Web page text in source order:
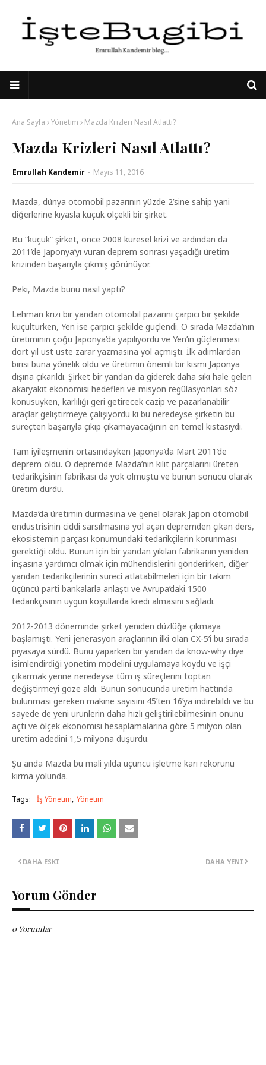
Ana Sayfa Yönetim Mazda Krizleri Nasıl Atlattı?
Mazda Krizleri Nasıl Atlattı?
Emrullah Kandemir - Mayıs 11, 2016
Mazda, dünya otomobil pazarının yüzde 2’sine sahip yani
diğerlerine kıyasla küçük ölçekli bir şirket.
Bu “küçük” şirket, önce 2008 küresel krizi ve ardından da
2011’de Japonya’yı vuran deprem sonrası yaşadığı üretim
krizinden başarıyla çıkmış görünüyor.
Peki, Mazda bunu nasıl yaptı?
Lehman krizi bir yandan otomobil pazarını çarpıcı bir şekilde
küçültürken, Yen ise çarpıcı şekilde güçlendi. O sırada Mazda’nın
üretiminin çoğu Japonya’da yapılıyordu ve Yen’in güçlenmesi
dört yıl üst üste zarar yazmasına yol açmıştı. İlk adımlardan
birisi buna yönelik oldu ve üretimin önemli bir kısmı Japonya
dışına çıkarıldı. Şirket bir yandan da giderek daha sıkı hale gelen
akaryakıt ekonomisi hedefleri ve misyon regülasyonları söz
konusuyken, karlılığı geri getirecek cazip ve pazarlanabilir
araçlar geliştirmeye çalışıyordu ki bu neredeyse şirketin bu
süreçten başarıyla çıkıp çıkamayacağının en temel kıstasıydı.
Tam iyileşmenin ortasındayken Japonya’da Mart 2011’de
deprem oldu. O depremde Mazda’nın kilit parçalarını üreten
tedarikçisinin fabrikası da yok olmuştu ve bunun sonucu olarak
üretim durdu.
Mazda’da üretimin durmasına ve genel olarak Japon otomobil
endüstrisinin ciddi sarsılmasına yol açan depremden çıkan ders,
ekosistemin parçası konumundaki tedarikçilerin korunması
gerektiği oldu. Bunun için bir yandan yıkılan fabrikanın yeniden
inşasına yardımcı olmak için mühendislerini gönderirken, diğer
yandan tedarikçilerinin süreci atlatabilmeleri için bir takım
üçüncü parti bankalarla anlaştı ve Avrupa’daki 1500
tedarikçisinin uygun koşullarda kredi almasını sağladı.
2012-2013 döneminde şirket yeniden düzlüğe çıkmaya
başlamıştı. Yeni jenerasyon araçlarının ilki olan CX-5’i bu sırada
piyasaya sürdü. Bunu yaparken bir yandan da know-why diye
isimlendirdiği yönetim modelini uygulamaya koydu ve işçi
çıkarmak yerine neredeyse tüm iş süreçlerini toptan
değiştirmeyi göze aldı. Bunun sonucunda üretim hattında
bulunması gereken makine sayısını 45’ten 16’ya indirebildi ve bu
sayede de yeni ürünlerin daha hızlı geliştirilebilmesinin önünü
açtı ve ölçek ekonomisi hesaplamalarına göre 5 milyon olan
üretim adedini 1,5 milyona düşürdü.
Şu anda Mazda bu mali yılda üçüncü işletme karı rekorunu
kırma yolunda.
Tags: İş Yönetim Yönetim
DAHA YENI
DAHA ESKI
Yorum Gönder
0 Yorumlar